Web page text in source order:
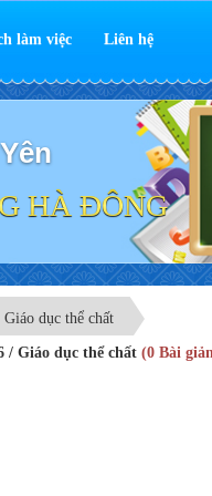
làm việc Liên hệ
HÀ ĐÔNG
Giáo dục thể chất
/ Giáo dục thể chất (0 Bài